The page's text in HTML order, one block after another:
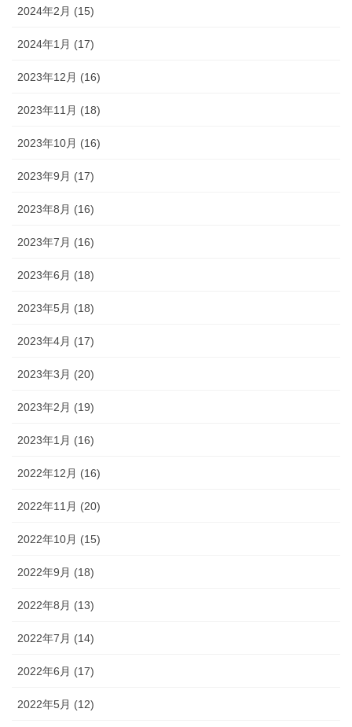
2024年2月 (15)
2024年1月 (17)
2023年12月 (16)
2023年11月 (18)
2023年10月 (16)
2023年9月 (17)
2023年8月 (16)
2023年7月 (16)
2023年6月 (18)
2023年5月 (18)
2023年4月 (17)
2023年3月 (20)
2023年2月 (19)
2023年1月 (16)
2022年12月 (16)
2022年11月 (20)
2022年10月 (15)
2022年9月 (18)
2022年8月 (13)
2022年7月 (14)
2022年6月 (17)
2022年5月 (12)